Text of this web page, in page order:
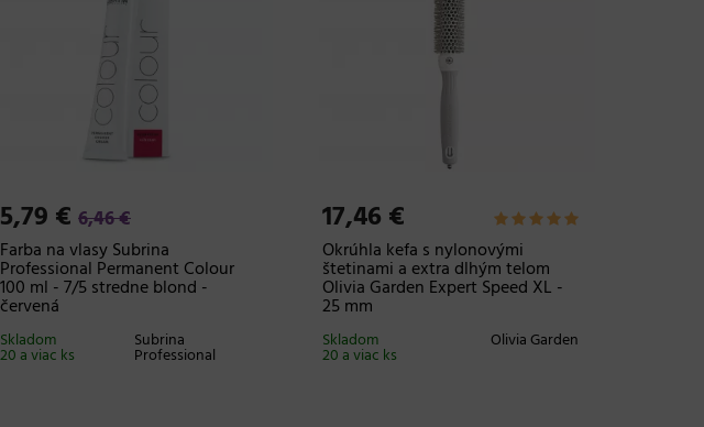
5,79 € 6,46 €
Farba na vlasy Subrina
Professional Permanent Colour
100 ml - 7/5 stredne blond -
červená
Subrina
Professional
Skladom
20 a viac ks
17,46 €
Okrúhla kefa s nylonovými
štetinami a extra dlhým telom
Olivia Garden Expert Speed XL -
25 mm
Olivia Garden
Skladom
20 a viac ks